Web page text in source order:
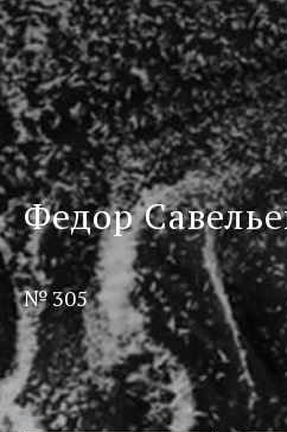
Федор
№ 305